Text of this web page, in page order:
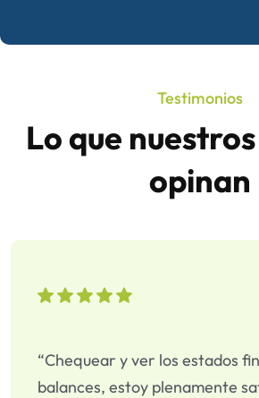
Testimonios
Lo que
opinan
“Chequear y ver los estados
balances, estoy plenamente